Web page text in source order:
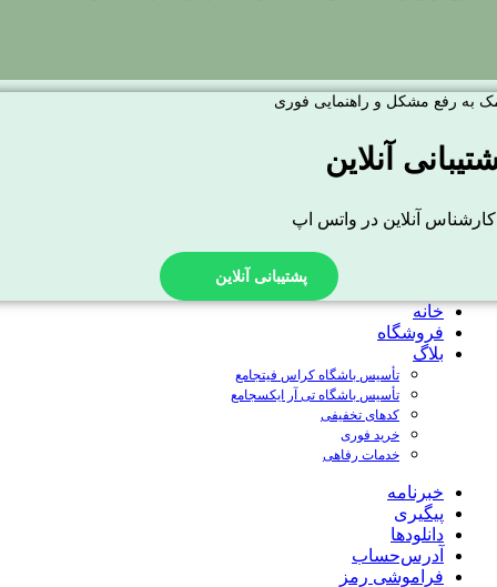
به رفع مشکل و راهنمایی فوری
آنلاین
پشتیبانی آنلاین
خانه
فروشگاه
بلاگ
تأسیس باشگاه کراس فیتجامع
تأسیس باشگاه تی آر ایکسجامع
کدهای تخفیفی
خرید فوری
خدمات رفاهی
خبرنامه
پیگیری
دانلودها
آدرس‌حساب
فراموشی رمز